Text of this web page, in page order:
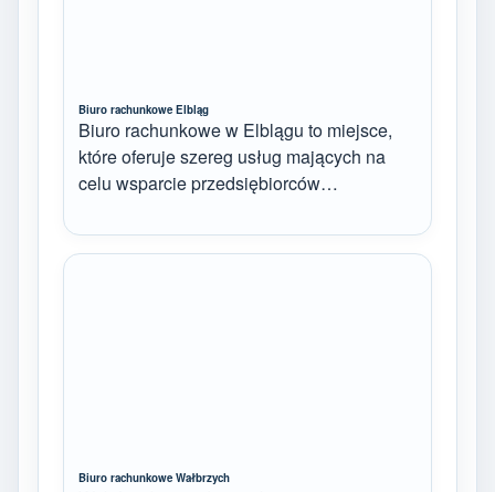
Biuro rachunkowe Elbląg
Biuro rachunkowe w Elblągu to miejsce,
które oferuje szereg usług mających na
celu wsparcie przedsiębiorców…
Biuro rachunkowe Wałbrzych